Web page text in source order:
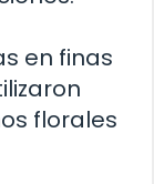
en finas
florales